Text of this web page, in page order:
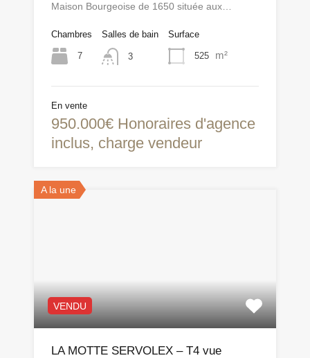
Maison Bourgeoise de 1650 située aux…
Chambres
7
Salles de bain
3
Surface
525 m²
En vente
950.000€ Honoraires d'agence
inclus, charge vendeur
A la une
VENDU
LA MOTTE SERVOLEX – T4 vue